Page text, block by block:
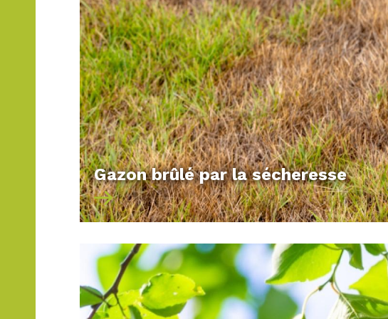
PROFITEZ DE VOTRE JARDIN TOUTE
Un jardin bien aménagéest un véritable
de votre espace extérieur en toute saison. Une
proches, tandis qu’une mise en lumière
éléments décoratifs apportent la touche finale
Un bonaménagement paysagerrepose sur une
réalisations paysagères adaptées. Que vous
terrasse avec des fleurs et du mobilier ou
solutions qu’il vous faut.
Quelles que soient vos envies,Daniel Moquet
agréable, durable et harmonieux. De
jardin de vos rêves.
Contactez-nous dès aujourd’hui pour un devis
Gazon brûlé par la sécheresse